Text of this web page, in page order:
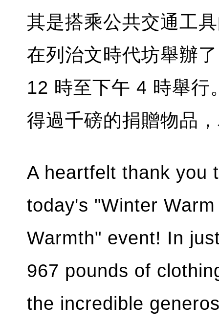
其是搭乘公共交通工
在列治文時代坊舉辦
12 時至下午 4 時舉行
得過千磅的捐贈物品
A heartfelt thank you
today's "Winter
Warmth" event! In
967 pounds of
the incredible